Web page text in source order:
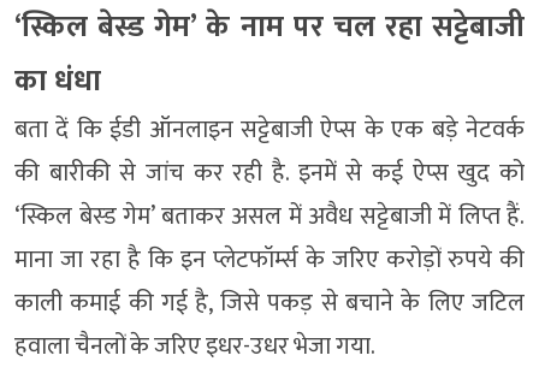
‘स्किल बेस्ड गेम’ के नाम पर चल रहा सट्टेबाजी
का धंधा
बता दें कि ईडी ऑनलाइन सट्टेबाजी ऐप्स के एक बड़े नेटवर्क
की बारीकी से जांच कर रही है. इनमें से कई ऐप्स खुद को
‘स्किल बेस्ड गेम’ बताकर असल में अवैध सट्टेबाजी में लिप्त हैं.
माना जा रहा है कि इन प्लेटफॉर्म्स के जरिए करोड़ों रुपये की
काली कमाई की गई है, जिसे पकड़ से बचाने के लिए जटिल
हवाला चैनलों के जरिए इधर-उधर भेजा गया.